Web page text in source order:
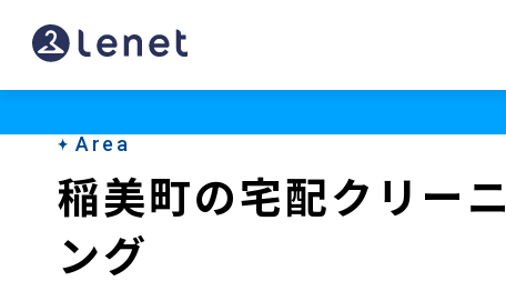
稲
美
Area
稲美町の宅配クリーニ
ング